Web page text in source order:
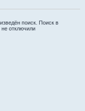
поиск. Поиск в
отключили